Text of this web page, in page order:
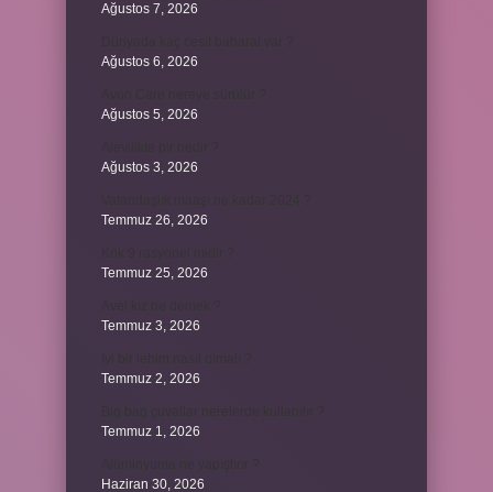
Ağustos 7, 2026
Ağustos 6, 2026
Ağustos 5, 2026
Ağustos 3, 2026
Temmuz 26, 2026
Temmuz 25, 2026
Temmuz 3, 2026
Temmuz 2, 2026
Temmuz 1, 2026
Haziran 30, 2026